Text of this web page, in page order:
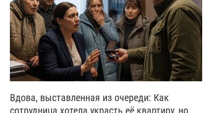
Вдова, выставленная из очереди: Как
сотрудница хотела украсть её квартиру, но